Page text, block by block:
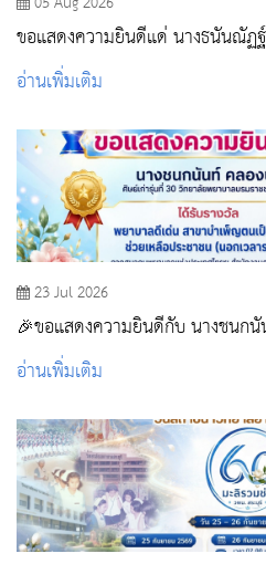
ขอแสดงความยินดีแด่ นางธนันณัฏ
การพยาบาล โรงพยาบาลสระบุรี
อ่านเพิ่มเติม
23 Jul 2026
🎉ขอแสดงความยินดีกับ นางชนก
วิทยาลัยพยาบาลบรมราชชนนี สระบุ
อ่านเพิ่มเติม